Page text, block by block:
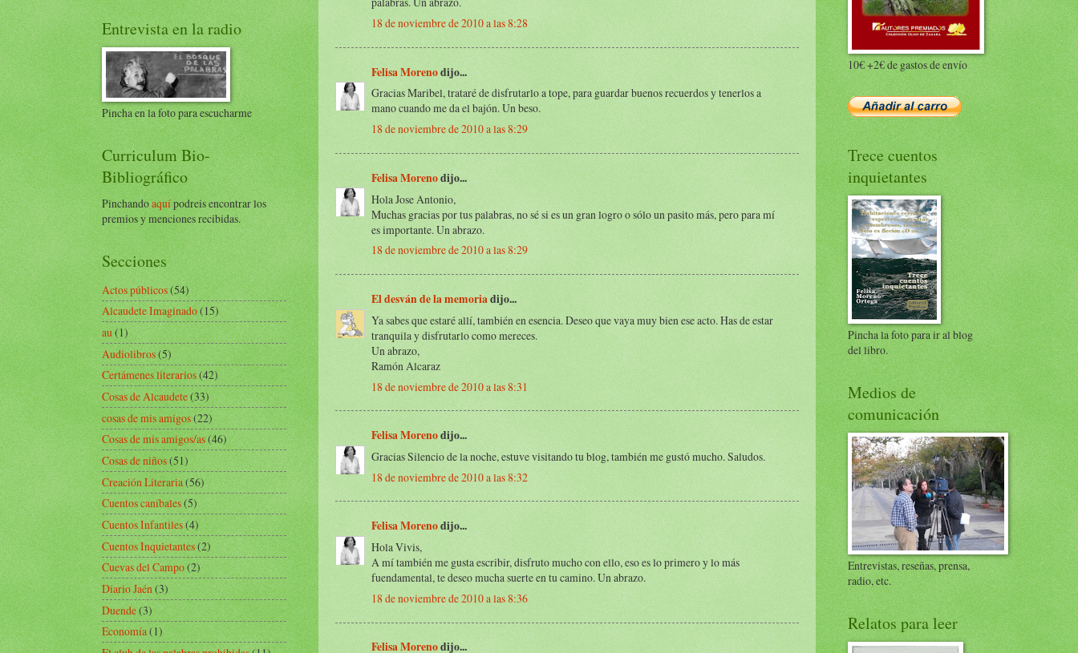
18 de noviembre de 2010 a las 8:28
Felisa Morenodijo...
Gracias Maribel, trataré de disfrutarlo a tope, para guardar buenos recuerdos y tenerlos a
mano cuando me da el bajón. Un beso.
18 de noviembre de 2010 a las 8:29
Felisa Morenodijo...
Hola Jose Antonio,
Muchas gracias por tus palabras, no sé si es un gran logro o sólo un pasito más, pero para mí
es importante. Un abrazo.
18 de noviembre de 2010 a las 8:29
El desván de la memoriadijo...
Ya sabes que estaré allí, también en esencia. Deseo que vaya muy bien ese acto. Has de estar
tranquila y disfrutarlo como mereces.
Un abrazo,
Ramón Alcaraz
18 de noviembre de 2010 a las 8:31
Felisa Morenodijo...
Gracias Silencio de la noche, estuve visitando tu blog, también me gustó mucho. Saludos.
18 de noviembre de 2010 a las 8:32
Felisa Morenodijo...
Hola Vivis,
A mí también me gusta escribir, disfruto mucho con ello, eso es lo primero y lo más
fuendamental, te deseo mucha suerte en tu camino. Un abrazo.
18 de noviembre de 2010 a las 8:36
Felisa Morenodijo...
Entrevista en la radio
Pincha en la foto para escucharme
Curriculum Bio-
Bibliográfico
Pinchandoaquípodreis encontrar los
premios y menciones recibidas.
Secciones
Actos públicos(54)
Alcaudete Imaginado(15)
au(1)
Audiolibros(5)
Certámenes literarios(42)
Cosas de Alcaudete(33)
cosas de mis amigos(22)
Cosas de mis amigos/as(46)
Cosas de niños(51)
Creación Literaria(56)
Cuentos caníbales(5)
Cuentos Infantiles(4)
Cuentos Inquietantes(2)
Cuevas del Campo(2)
Diario Jaén(3)
Duende(3)
Economía(1)
10€ +2€ de gastos de envío
Trece cuentos
inquietantes
Pincha la foto para ir al blog
del libro.
Medios de
comunicación
Entrevistas, reseñas, prensa,
radio, etc.
Relatos para leer